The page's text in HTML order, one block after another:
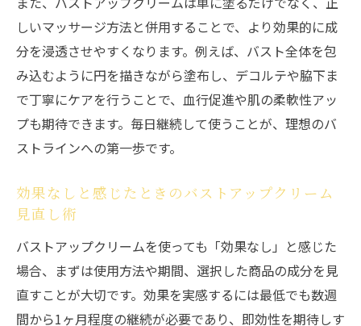
しいマッサージ方法と併用することで、より効果的に成
分を浸透させやすくなります。例えば、バスト全体を包
み込むように円を描きながら塗布し、デコルテや脇下ま
で丁寧にケアを行うことで、血行促進や肌の柔軟性アッ
プも期待できます。毎日継続して使うことが、理想のバ
ストラインへの第一歩です。
効果なしと感じたときのバストアップクリーム
見直し術
バストアップクリームを使っても「効果なし」と感じた
場合、まずは使用方法や期間、選択した商品の成分を見
直すことが大切です。効果を実感するには最低でも数週
間から1ヶ月程度の継続が必要であり、即効性を期待しす